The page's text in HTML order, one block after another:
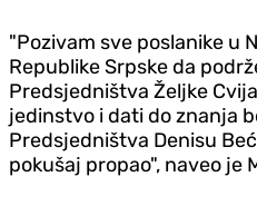
"Pozivam sve poslanike u
Republike Srpske da
Predsjedništva Željke
jedinstvo i dati do znanja
Predsjedništva Denisu
pokušaj propao", naveo je